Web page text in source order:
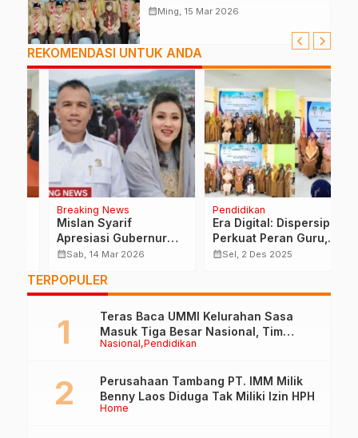
Mabiran Pramuka se-Kwarcab
calendar_monthMing, 15 Mar 2026
REKOMENDASI UNTUK ANDA
Breaking News
Mislan Syarif
Apresiasi Gubernur
Sherly Subsidi 50%
Kendari–Sula Taliabu
Sab, 14 Mar 2026
Pendidikan
Era Digital: Dispersip
Perkuat Peran Guru,
Pustakawan Dan
Sel, 2 Des 2025
TERPOPULER
Nasional Pendidikan
Teras Baca UMMI Kelurahan Sasa
Masuk Tiga Besar Nasional, Tim
Penilai Lakukan Visitasi di Ternate
Home
Perusahaan Tambang PT. IMM Milik
Benny Laos Diduga Tak Miliki Izin HPH